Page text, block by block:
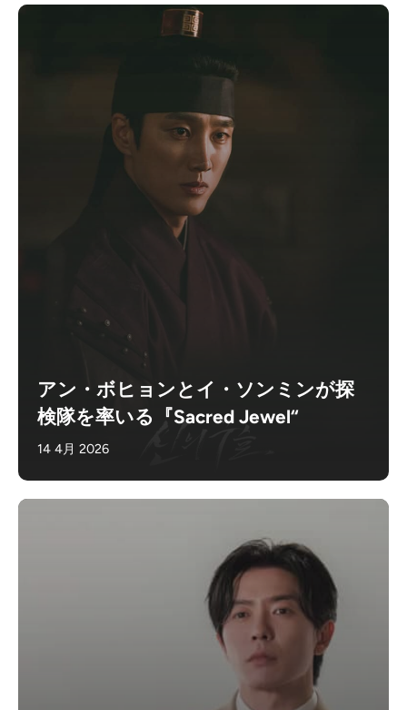
アン・ボヒョンとイ・ソンミンが探
検隊を率いる『Sacred Jewel“
14 4月 2026